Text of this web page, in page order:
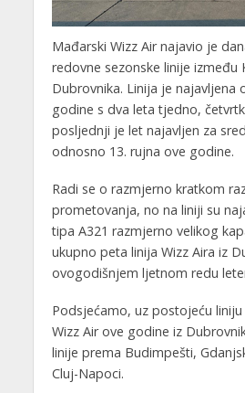
Mađarski Wizz Air najavio je
redovne sezonske linije između
Dubrovnika. Linija je najavljena
godine s dva leta tjedno,
posljednji je let najavljen za
odnosno 13. rujna ove godine.
Radi se o razmjerno kratkom
prometovanja, no na liniji su
tipa A321 razmjerno velikog
ukupno peta linija Wizz Aira iz
ovogodišnjem ljetnom redu
Podsjećamo, uz postojeću
Wizz Air ove godine iz
linije prema Budimpešti,
Cluj-Napoci.